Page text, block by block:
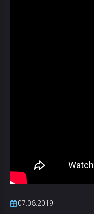
07.08.2019